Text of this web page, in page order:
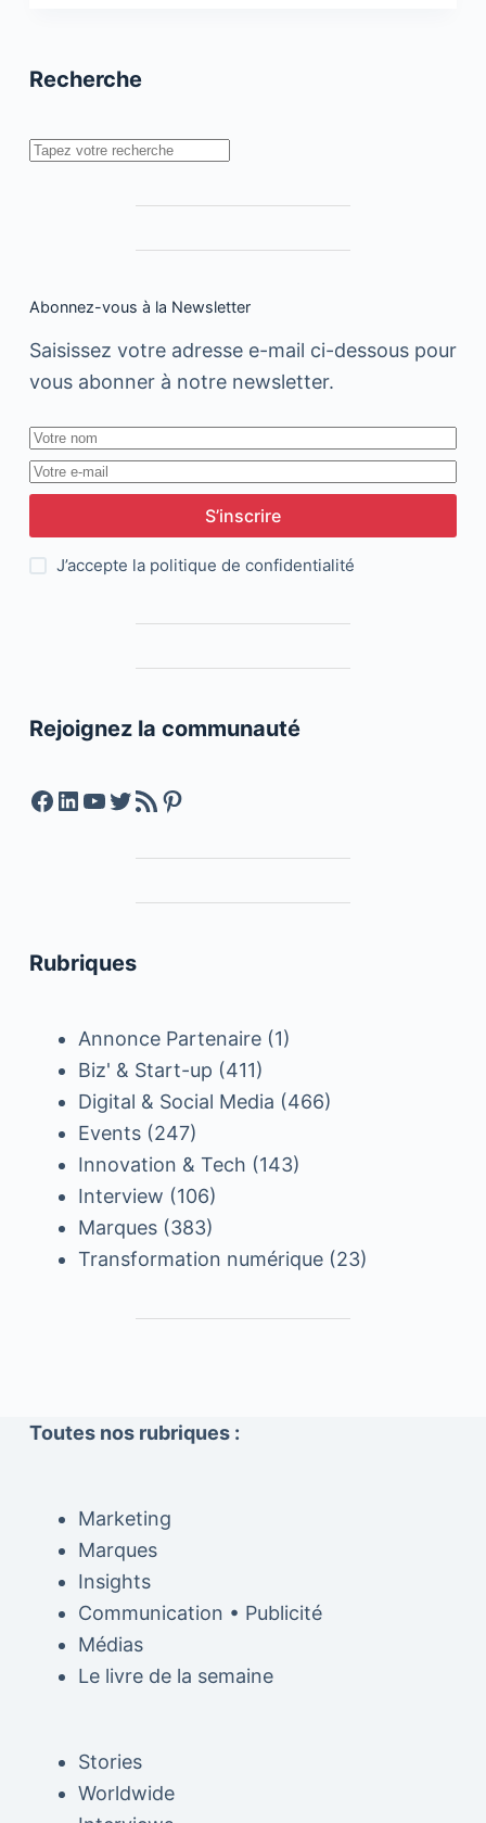
pour
contenu
360°
Recherche
Rechercher
Abonnez-vous à la Newsletter
Saisissez votre adresse e-mail ci-dessous pour
vous abonner à notre newsletter.
S’inscrire
J’accepte la politique de confidentialité
Rejoignez la communauté
Facebook
LinkedIn
YouTube
Twitter
Feed RSSPinterest
Rubriques
Annonce Partenaire(1)
Biz' & Start-up (411)
Digital & Social Media (466)
Events(247)
Innovation & Tech (143)
Interview (106)
Marques(383)
Transformation numérique(23)
Toutes nos rubriques :
Marketing
Marques
Insights
Communication • Publicité
Médias
Le livre de la semaine
Stories
Worldwide